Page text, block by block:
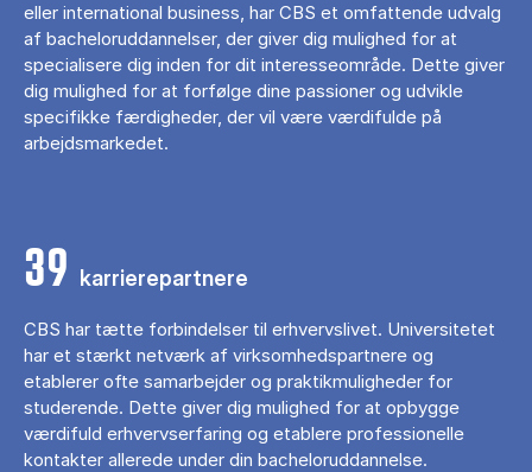
eller international business, har CBS et omfattende udvalg
af bacheloruddannelser, der giver dig mulighed for at
specialisere dig inden for dit interesseområde. Dette giver
dig mulighed for at forfølge dine passioner og udvikle
specifikke færdigheder, der vil være værdifulde på
arbejdsmarkedet.
39 karrierepartnere
CBS har tætte forbindelser til erhvervslivet. Universitetet
har et stærkt netværk af virksomhedspartnere og
etablerer ofte samarbejder og praktikmuligheder for
studerende. Dette giver dig mulighed for at opbygge
værdifuld erhvervserfaring og etablere professionelle
kontakter allerede under din bacheloruddannelse.